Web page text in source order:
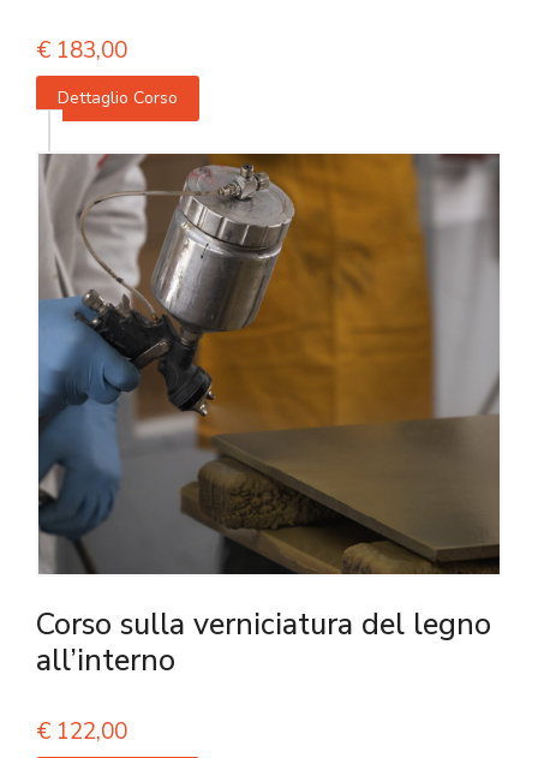
€ 183,00
Dettaglio Corso
Corso sulla verniciatura del legno
all’interno
€ 122,00